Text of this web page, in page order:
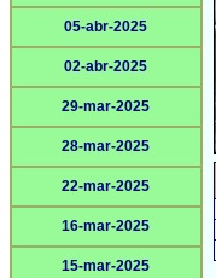
05-abr-2025
02-abr-2025
29-mar-2025
28-mar-2025
22-mar-2025
16-mar-2025
15-mar-2025